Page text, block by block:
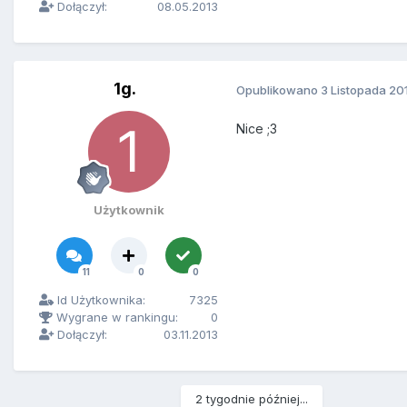
Dołączył: 08.05.2013
1g.
Użytkownik
11 0 0
Id Użytkownika:
7325
Wygrane w rankingu:
0
Dołączył:
03.11.2013
Opublikowano 3 Listopada
Nice ;3
2 tygodnie później...